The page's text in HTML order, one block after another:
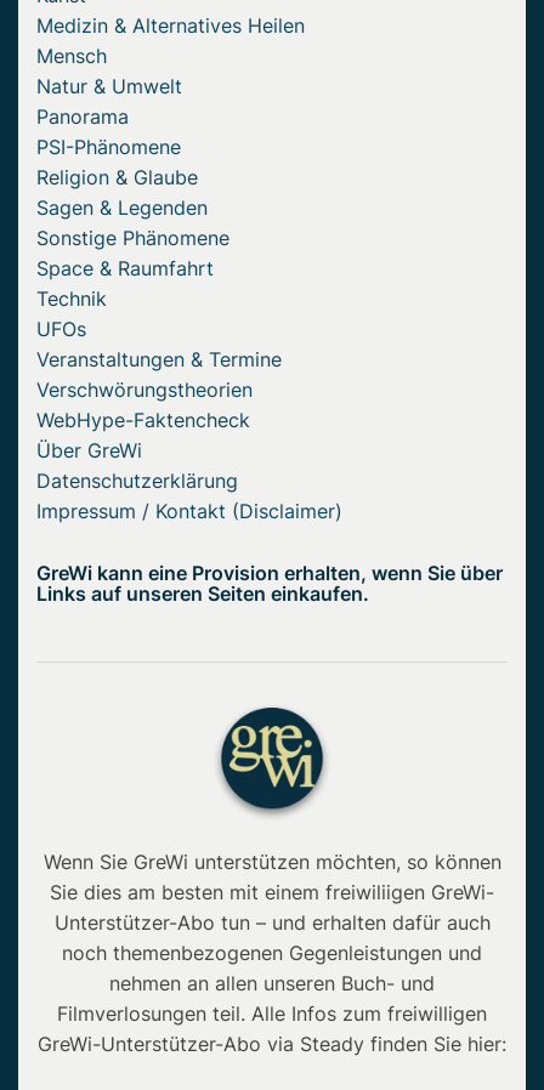
Medizin & Alternatives Heilen
Mensch
Natur & Umwelt
Panorama
PSI-Phänomene
Religion & Glaube
Sagen & Legenden
Sonstige Phänomene
Space & Raumfahrt
Technik
UFOs
Veranstaltungen & Termine
Verschwörungstheorien
WebHype-Faktencheck
Über GreWi
Datenschutzerklärung
Impressum / Kontakt (Disclaimer)
GreWi kann eine Provision erhalten, wenn Sie über
Links auf unseren Seiten einkaufen.
Wenn Sie GreWi unterstützen möchten, so können
Sie dies am besten mit einem freiwiliigen GreWi-
Unterstützer-Abo tun – und erhalten dafür auch
noch themenbezogenen Gegenleistungen und
nehmen an allen unseren Buch- und
Filmverlosungen teil. Alle Infos zum freiwilligen
GreWi-Unterstützer-Abo via Steady finden Sie hier: